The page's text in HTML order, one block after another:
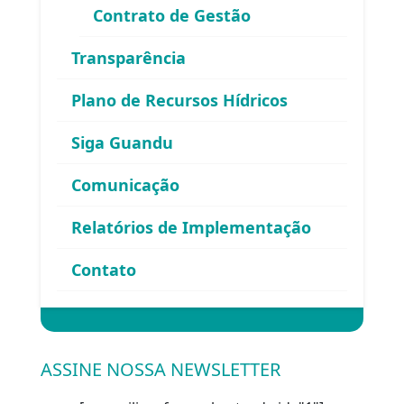
Contrato de Gestão
Transparência
Plano de Recursos Hídricos
Siga Guandu
Comunicação
Relatórios de Implementação
Contato
do Comitê Guandu-RJ
Esqueceu sua senha?
ASSINE NOSSA NEWSLETTER